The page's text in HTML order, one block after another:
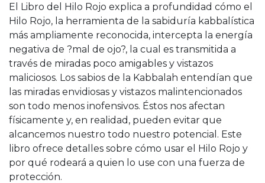
El Libro del Hilo Rojo explica a profundidad cómo el
Hilo Rojo, la herramienta de la sabiduría kabbalística
más ampliamente reconocida, intercepta la energía
negativa de ?mal de ojo?, la cual es transmitida a
través de miradas poco amigables y vistazos
maliciosos. Los sabios de la Kabbalah entendían que
las miradas envidiosas y vistazos malintencionados
son todo menos inofensivos. Éstos nos afectan
físicamente y, en realidad, pueden evitar que
alcancemos nuestro todo nuestro potencial. Este
libro ofrece detalles sobre cómo usar el Hilo Rojo y
por qué rodeará a quien lo use con una fuerza de
protección.